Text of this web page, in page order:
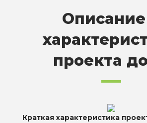
проекта
Краткая характеристика